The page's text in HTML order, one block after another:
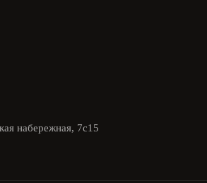
набережная, 7с15